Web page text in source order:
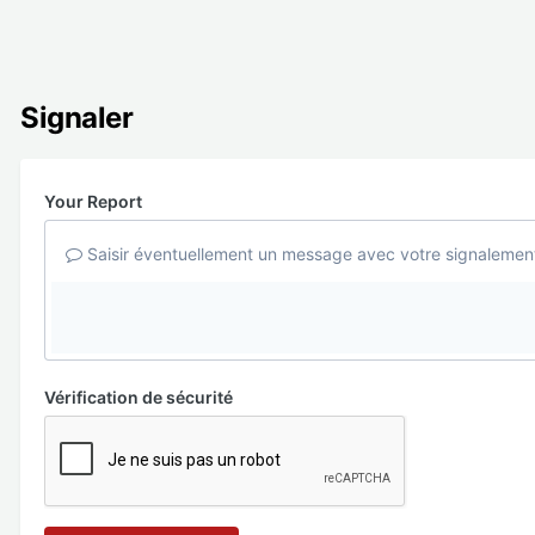
Signaler
Your Report
Saisir éventuellement un message avec votre
Vérification de sécurité